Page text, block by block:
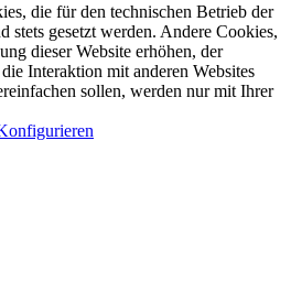
die für den technischen Betrieb der
stets gesetzt werden. Andere Cookies,
dieser Website erhöhen, der
Interaktion mit anderen Websites
sollen, werden nur mit Ihrer